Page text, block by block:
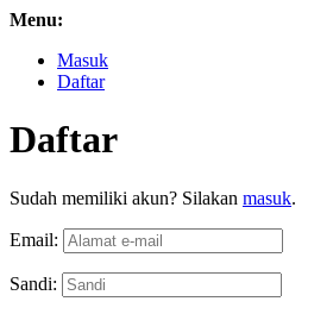
Menu:
Masuk
Daftar
Daftar
Sudah memiliki akun? Silakan masuk.
Email:
Sandi: